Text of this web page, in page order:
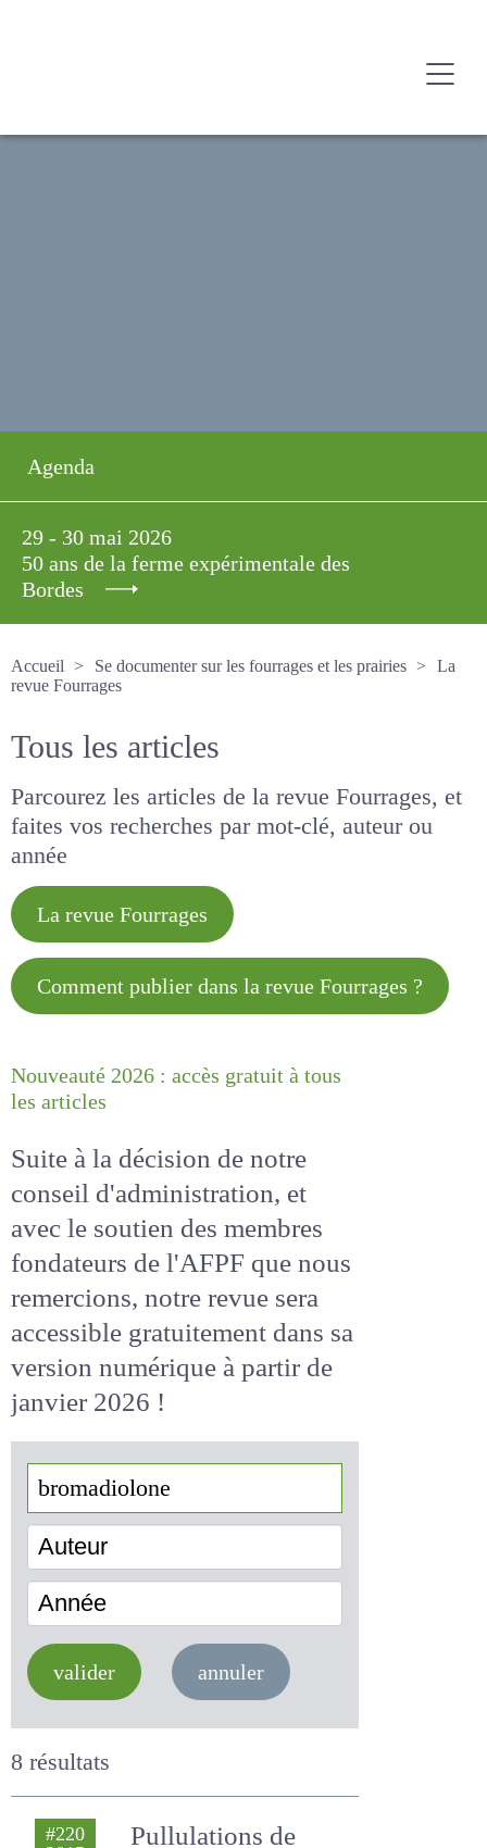
Agenda
29 - 30 mai 2026
50 ans de la ferme expérimentale des
Bordes
Accueil
Se documenter sur les fourrages et les prairies
La revue Fourrages
Tous les articles
Parcourez les articles de la revue Fourrages, et
faites vos recherches par mot-clé, auteur ou
année
La revue Fourrages
Comment publier dans la revue
Nouveauté 2026 : accès gratuit à
Suite à la décision de notre
conseil d'administration, et
avec le soutien des membres
fondateurs de l'AFPF que nous
remercions, notre revue sera
accessiblegratuitementdans
sa version numérique
de janvier 2026 !
Auteur
valider annuler
8 résultats